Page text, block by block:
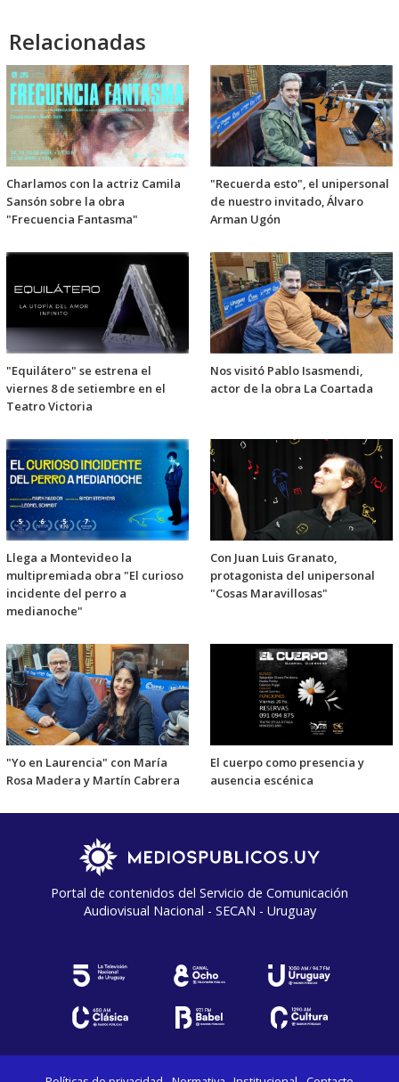
Relacionadas
Charlamos con la actriz Camila
Sansón sobre la obra
"Frecuencia Fantasma"
"Recuerda esto", el unipersonal
de nuestro invitado, Álvaro
Arman Ugón
"Equilátero" se estrena el
viernes 8 de setiembre en el
Teatro Victoria
Nos visitó Pablo Isasmendi,
actor de la obra La Coartada
Llega a Montevideo la
multipremiada obra "El curioso
incidente del perro a
medianoche"
Con Juan Luis Granato,
protagonista del unipersonal
"Cosas Maravillosas"
"Yo en Laurencia" con María
Rosa Madera y Martín Cabrera
El cuerpo como presencia y
ausencia escénica
Portal de contenidos del Servicio de Comunicación
Audiovisual Nacional - SECAN - Uruguay